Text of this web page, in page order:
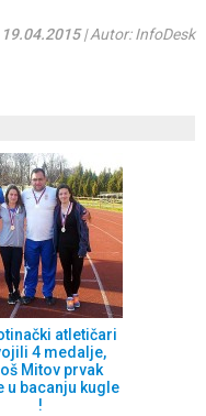
19.04.2015| Autor: InfoDesk
atletičari
4 medalje,
Mitov prvak
u bacanju kugle
!